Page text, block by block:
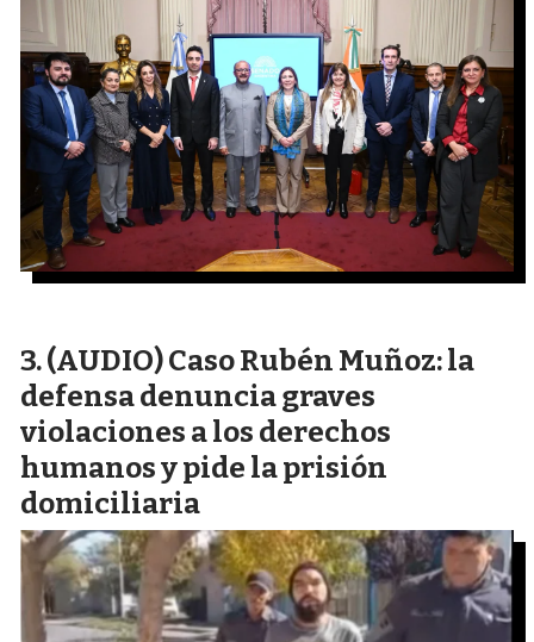
(AUDIO) Caso Rubén Muñoz: la
defensa denuncia graves
violaciones a los derechos
humanos y pide la prisión
domiciliaria